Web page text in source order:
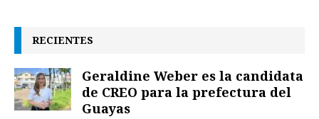
RECIENTES
Geraldine Weber es la candidata
de CREO para la prefectura del
Guayas